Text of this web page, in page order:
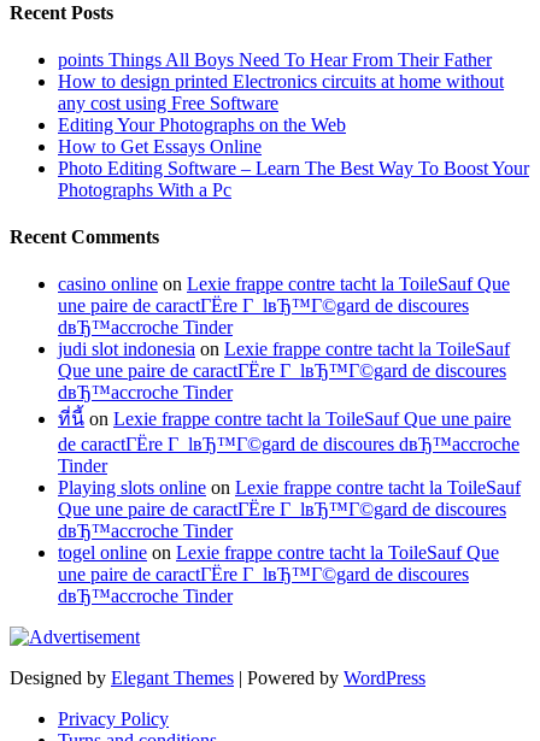
Recent Posts
points Things All Boys Need To Hear From Their Father
How to design printed Electronics circuits at home without
any cost using Free Software
Editing Your Photographs on the Web
How to Get Essays Online
Photo Editing Software – Learn The Best Way To Boost Your
Photographs With a Pc
Recent Comments
casino online on Lexie frappe contre tacht la ToileSauf Que
une paire de caractГЁre Г lвЂ™Г©gard de discoures
dвЂ™accroche Tinder
judi slot indonesia on Lexie frappe contre tacht la ToileSauf
Que une paire de caractГЁre Г lвЂ™Г©gard de discoures
dвЂ™accroche Tinder
ที่นี้ on Lexie frappe contre tacht la ToileSauf Que une paire
de caractГЁre Г lвЂ™Г©gard de discoures dвЂ™accroche
Tinder
Playing slots online on Lexie frappe contre tacht la ToileSauf
Que une paire de caractГЁre Г lвЂ™Г©gard de discoures
dвЂ™accroche Tinder
togel online on Lexie frappe contre tacht la ToileSauf Que
une paire de caractГЁre Г lвЂ™Г©gard de discoures
dвЂ™accroche Tinder
Designed by Elegant Themes | Powered by WordPress
Privacy Policy